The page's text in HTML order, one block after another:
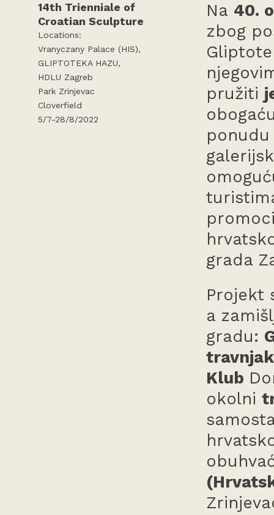
14th Trienniale of
Croatian Sculpture
Locations:
Vranyczany Palace (HIS),
GLIPTOTEKA HAZU,
HDLU Zagreb
Park Zrinjevac
Cloverfield
5/7-28/8/2022
Na 40.
zbog
pružiti
grada
Projekt
a
gradu:
Klub
okolni